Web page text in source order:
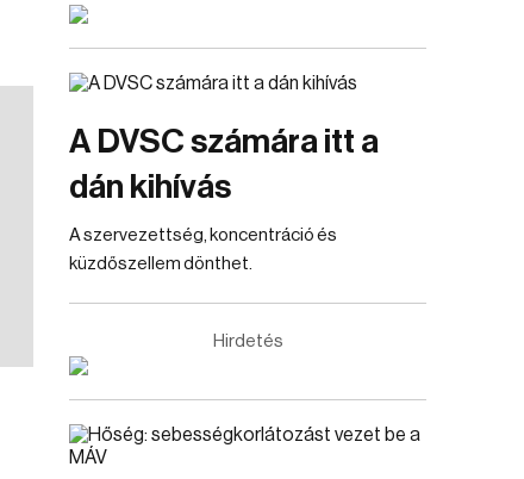
A DVSC számára itt a
dán kihívás
A szervezettség, koncentráció és
küzdőszellem dönthet.
Hirdetés